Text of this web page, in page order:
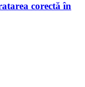
corectă în